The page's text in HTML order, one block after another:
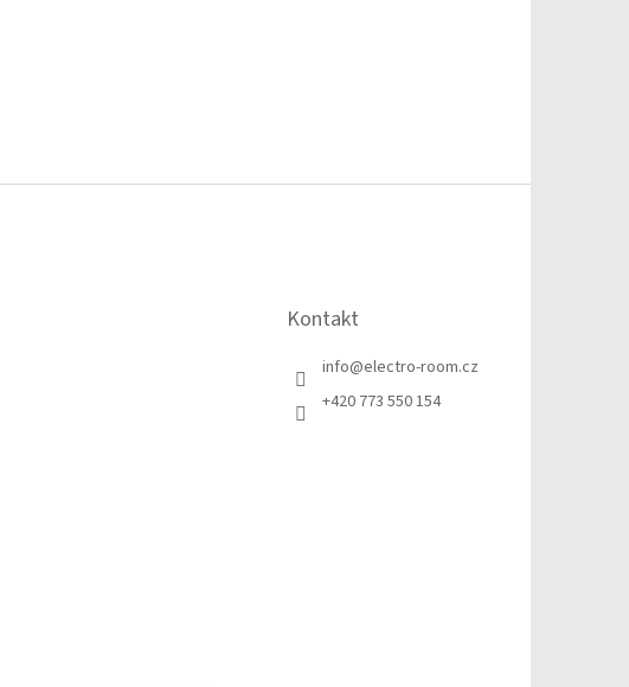
Kontakt
info@electro-room.cz
+420 773 550 154